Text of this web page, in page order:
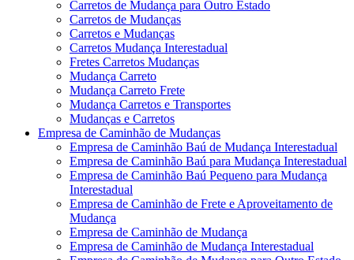
Carretos de Mudança para Outro Estado
Carretos de Mudanças
Carretos e Mudanças
Carretos Mudança Interestadual
Fretes Carretos Mudanças
Mudança Carreto
Mudança Carreto Frete
Mudança Carretos e Transportes
Mudanças e Carretos
Empresa de Caminhão de Mudanças
Empresa de Caminhão Baú de Mudança Interestadual
Empresa de Caminhão Baú para Mudança Interestadual
Empresa de Caminhão Baú Pequeno para Mudança
Interestadual
Empresa de Caminhão de Frete e Aproveitamento de
Mudança
Empresa de Caminhão de Mudança
Empresa de Caminhão de Mudança Interestadual